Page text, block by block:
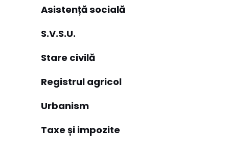
Asistență socială
S.V.S.U.
Stare civilă
Registrul agricol
Urbanism
Taxe și impozite